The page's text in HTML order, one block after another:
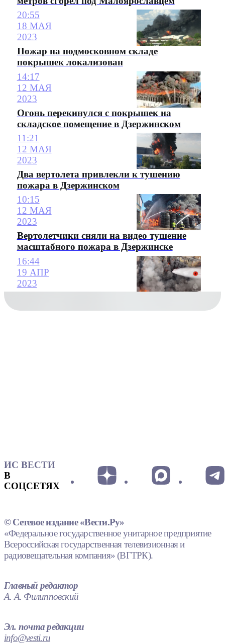
20:55
18 МАЯ
2023
Пожар на подмосковном складе
покрышек локализован
14:17
12 МАЯ
2023
Огонь перекинулся с покрышек на
складское помещение в Дзержинском
11:21
12 МАЯ
2023
Два вертолета привлекли к тушению
пожара в Дзержинском
10:15
12 МАЯ
2023
Вертолетчики сняли на видео тушение
масштабного пожара в Дзержинске
16:44
19 АПР
2023
ИС ВЕСТИ
В
СОЦСЕТЯХ
© Сетевое издание «Вести.Ру»
«Федеральное государственное унитарное предприятие
Всероссийская государственная телевизионная и
радиовещательная компания» (ВГТРК).
Главный редактор
А. А. Филипповский
Эл. почта редакции
info@vesti.ru